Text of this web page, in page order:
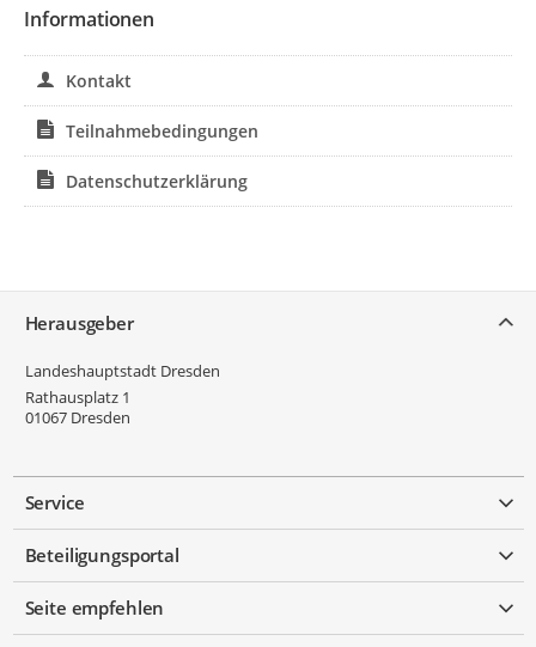
Informationen
Kontakt
Teilnahmebedingungen
Datenschutzerklärung
Herausgeber
Landeshauptstadt Dresden
Rathausplatz 1
01067 Dresden
Service
Beteiligungsportal
Seite empfehlen